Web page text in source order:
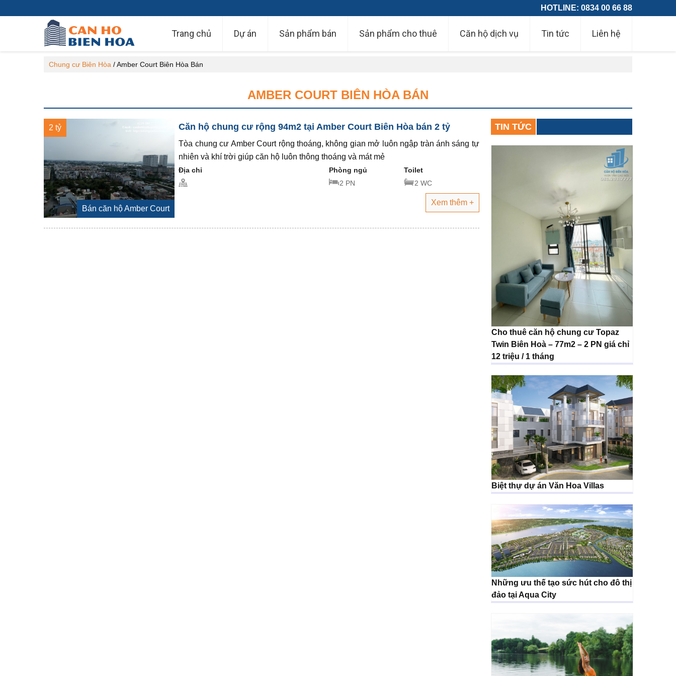
HOTLINE: 0834 00 66 88
Trang chủ Dự án Sản phẩm bán Sản phẩm cho thuê Căn hộ dịch vụ Tin tức Liên hệ
Chung cư Biên Hòa /Amber Court Biên Hòa Bán
AMBER COURT BIÊN HÒA BÁN
2 tỷ
Bán căn hộ Amber Court
Căn hộ chung cư rộng 94m2 tại Amber Court Biên Hòa bán 2 tỷ
Tòa chung cư Amber Court rộng thoáng, không gian mở luôn ngập tràn ánh sáng tự
nhiên và khí trời giúp căn hộ luôn thông thoáng và mát mẻ
Địa chỉ Phòng ngủ
Toilet
2 PN
2 WC
Xem thêm +
TIN TỨC
Cho thuê căn hộ chung cư Topaz
Twin Biên Hoà – 77m2 – 2 PN giá chỉ
12 triệu / 1 tháng
Biệt thự dự án Văn Hoa Villas
Những ưu thế tạo sức hút cho đô thị
đảo tại Aqua City